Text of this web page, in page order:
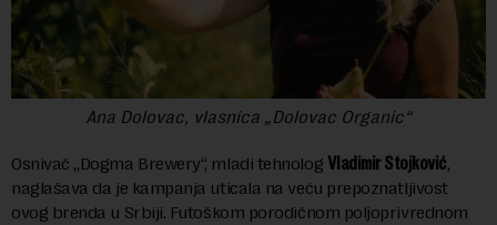
Ana Dolovac, vlasnica „Dolovac Organic“
Osnivač „Dogma Brewery“, mladi tehnolog Vladimir Stojković,
naglašava da je kampanja uticala na veću prepoznatljivost
ovog brenda u Srbiji. Futoškom porodičnom poljoprivrednom